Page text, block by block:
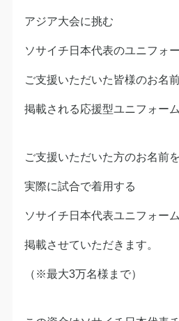
アジア大会に挑む
ソサイチ日本代表のユニフォー
ご支援いただいた皆様のお名
掲載される応援型ユニフォー
ご支援いただいた方のお名前を
実際に試合で着用する
ソサイチ日本代表ユニフォー
掲載させていただきます。
（※最大3万名様まで）